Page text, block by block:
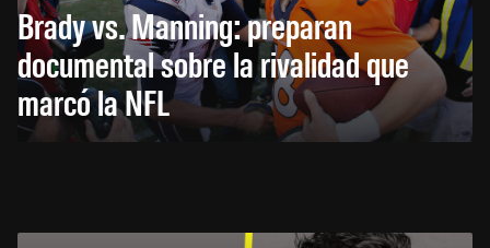
Brady vs. Manning: preparan
documental sobre la rivalidad que
marcó la NFL